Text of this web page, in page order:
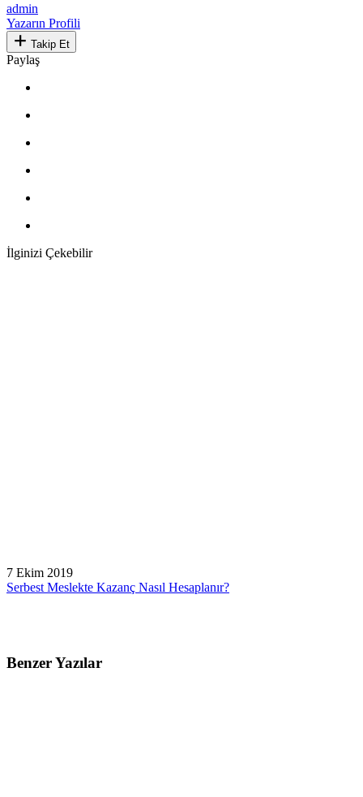
admin
Yazarın Profili
Takip Et
Paylaş
İlginizi Çekebilir
7 Ekim 2019
Serbest Meslekte Kazanç Nasıl Hesaplanır?
Benzer Yazılar